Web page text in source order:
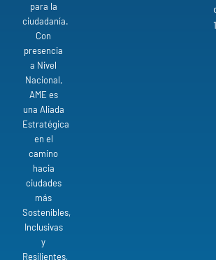
para la
ciudadanía.
Con
presencia
a Nivel
Nacional,
AME es
una Aliada
Estratégica
en el
camino
hacia
ciudades
más
Sostenibles,
Inclusivas
y
Resilientes,